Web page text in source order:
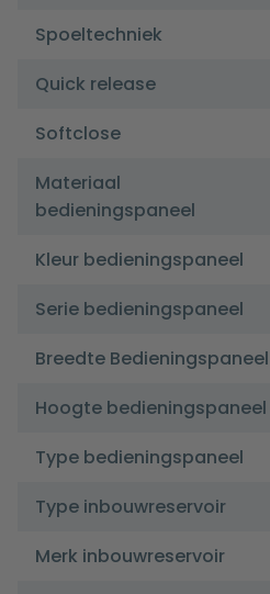
Spoeltechniek
Quick release
Softclose
Materiaal
bedieningspaneel
Kleur bedieningspaneel
Serie bedieningspaneel
Breedte Bedieningspaneel
Hoogte bedieningspaneel
Type bedieningspaneel
Type inbouwreservoir
Merk inbouwreservoir